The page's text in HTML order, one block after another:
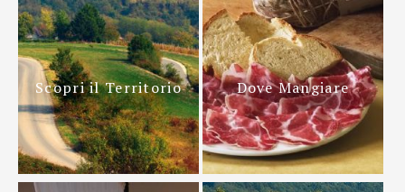
Scopri il Territorio Dove Mangiare